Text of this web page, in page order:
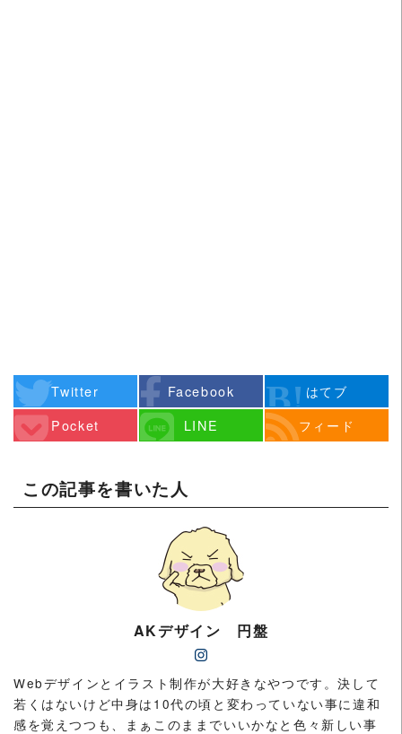
Twitter Facebook
はてブ
Pocket
LINE フィード
この記事を書いた人
AKデザイン 円盤
Webデザインとイラスト制作が大好きなやつです。決して
若くはないけど中身は10代の頃と変わっていない事に違和
感を覚えつつも、まぁこのままでいいかなと色々新しい事